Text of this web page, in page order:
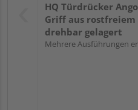
HQ Türdrücker
Griff aus rostfreiem
drehbar gelagert
Mehrere Ausführungen